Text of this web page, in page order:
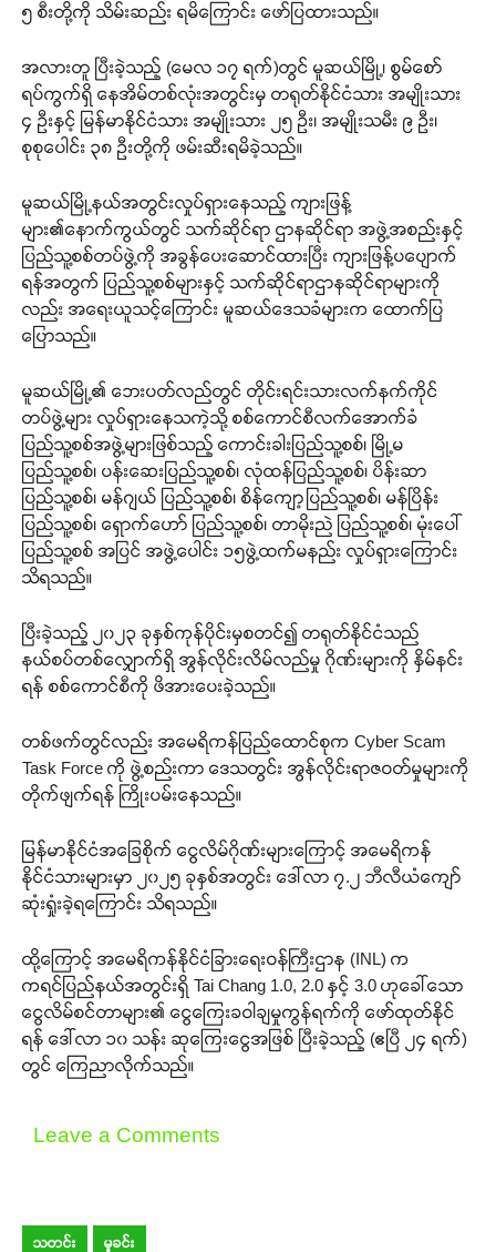
၅ စီးတို့ကို သိမ်းဆည်း ရမိကြောင်း ဖော်ပြထားသည်။
အလားတူ ပြီးခဲ့သည့် (မေလ ၁၇ ရက်)တွင် မူဆယ်မြို့၊ စွမ်စော်
ရပ်ကွက်ရှိ နေအိမ်တစ်လုံးအတွင်းမှ တရုတ်နိုင်ငံသား အမျိုးသား
၄ ဦးနှင့် မြန်မာနိုင်ငံသား အမျိုးသား ၂၅ ဦး၊ အမျိုးသမီး ၉ ဦး၊
စုစုပေါင်း ၃၈ ဦးတို့ကို ဖမ်းဆီးရမိခဲ့သည်။
မူဆယ်မြို့နယ်အတွင်းလှုပ်ရှားနေသည့် ကျားဖြန့်
များ၏နောက်ကွယ်တွင် သက်ဆိုင်ရာ ဌာနဆိုင်ရာ အဖွဲ့အစည်းနှင့်
ပြည်သူ့စစ်တပ်ဖွဲ့ကို အခွန်ပေးဆောင်ထားပြီး ကျားဖြန့်ပပျောက်
ရန်အတွက် ပြည်သူ့စစ်များနှင့် သက်ဆိုင်ရာဌာနဆိုင်ရာများကို
လည်း အရေးယူသင့်ကြောင်း မူဆယ်ဒေသခံများက ထောက်ပြ
ပြောသည်။
မူဆယ်မြို့၏ ဘေးပတ်လည်တွင် တိုင်းရင်းသားလက်နက်ကိုင်
တပ်ဖွဲ့များ လှုပ်ရှားနေသကဲ့သို့ စစ်ကောင်စီလက်အောက်ခံ
ပြည်သူ့စစ်အဖွဲ့များဖြစ်သည့် ကောင်းခါးပြည်သူ့စစ်၊ မြို့မ
ပြည်သူ့စစ်၊ ပန်းဆေးပြည်သူ့စစ်၊ လုံထန်ပြည်သူ့စစ်၊ ပိန်းဆာ
ပြည်သူ့စစ်၊ မန်ဂျယ် ပြည်သူ့စစ်၊ စိန်ကျော့ပြည်သူ့စစ်၊ မန်ပြိန်း
ပြည်သူ့စစ်၊ ရှောက်ဟော် ပြည်သူ့စစ်၊ တာမိုးညဲ ပြည်သူ့စစ်၊ မုံးပေါ်
ပြည်သူ့စစ် အပြင် အဖွဲ့ပေါင်း ၁၅ဖွဲ့ထက်မနည်း လှုပ်ရှားကြောင်း
သိရသည်။
ပြီးခဲ့သည့် ၂၀၂၃ ခုနှစ်ကုန်ပိုင်းမှစတင်၍ တရုတ်နိုင်ငံသည်
နယ်စပ်တစ်လျှောက်ရှိ အွန်လိုင်းလိမ်လည်မှု ဂိုဏ်းများကို နှိမ်နင်း
ရန် စစ်ကောင်စီကို ဖိအားပေးခဲ့သည်။
တစ်ဖက်တွင်လည်း အမေရိကန်ပြည်ထောင်စုက Cyber Scam
Task Force ကို ဖွဲ့စည်းကာ ဒေသတွင်း အွန်လိုင်းရာဇဝတ်မှုများကို
တိုက်ဖျက်ရန် ကြိုးပမ်းနေသည်။
မြန်မာနိုင်ငံအခြေစိုက် ငွေလိမ်ဂိုဏ်းများကြောင့် အမေရိကန်
နိုင်ငံသားများမှာ ၂၀၂၅ ခုနှစ်အတွင်း ဒေါ်လာ ၇.၂ ဘီလီယံကျော်
ဆုံးရှုံးခဲ့ရကြောင်း သိရသည်။
ထို့ကြောင့် အမေရိကန်နိုင်ငံခြားရေးဝန်ကြီးဌာန (INL) က
ကရင်ပြည်နယ်အတွင်းရှိ Tai Chang 1.0, 2.0 နှင့် 3.0 ဟုခေါ်သော
ငွေလိမ်စင်တာများ၏ ငွေကြေးခဝါချမှုကွန်ရက်ကို ဖော်ထုတ်နိုင်
ရန် ဒေါ်လာ ၁၀ သန်း ဆုကြေးငွေအဖြစ် ပြီးခဲ့သည့် (ဧပြီ ၂၄ ရက်)
တွင် ကြေညာလိုက်သည်။
Leave a Comments
သတင်း မှုခင်း